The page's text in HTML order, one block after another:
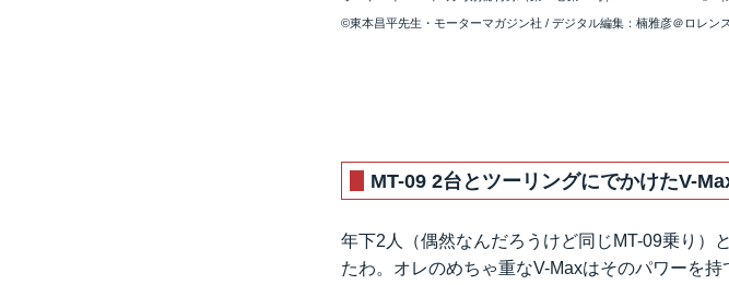
©東本昌平先生・モーターマガジン社 / デジタル編集：楠雅彦＠ロレン
MT-09 2台とツーリングにでかけたV-
年下2人（偶然なんだろうけど同じMT-09乗り）
たわ。オレのめちゃ重なV-Maxはそのパワーを